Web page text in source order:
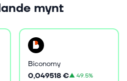
mynt
Biconomy
0,049518 €▲49.5%